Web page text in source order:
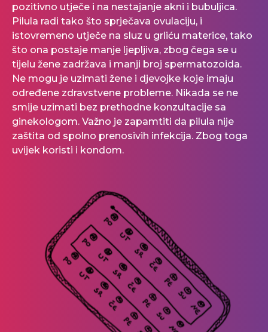
pozitivno utječe i na nestajanje akni i bubuljica.
Pilula radi tako što sprječava ovulaciju, i
istovremeno utječe na sluz u grliću materice, tako
što ona postaje manje ljepljiva, zbog čega se u
tijelu žene zadržava i manji broj spermatozoida.
Ne mogu je uzimati žene i djevojke koje imaju
određene zdravstvene probleme. Nikada se ne
smije uzimati bez prethodne konzultacije sa
ginekologom. Važno je zapamtiti da pilula nije
zaštita od spolno prenosivih infekcija. Zbog toga
uvijek koristi i kondom.